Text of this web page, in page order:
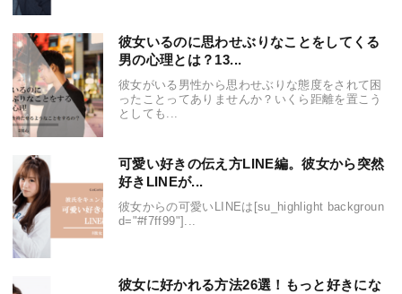
彼女いるのに思わせぶりなことをしてくる
男の心理とは？13...
彼女がいる男性から思わせぶりな態度をされて困
ったことってありませんか？いくら距離を置こう
としても...
可愛い好きの伝え方LINE編。彼女から突然
好きLINEが...
彼女からの可愛いLINEは[su_highlight backgroun
d="#f7ff99"]...
彼女に好かれる方法26選！もっと好きにな